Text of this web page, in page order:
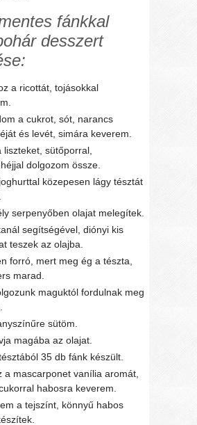
fánkkal
desszert
a ricottát, tojásokkal
a cukrot, sót, narancs
és levét, simára keverem.
liszteket, sütőporral,
dolgozom össze.
közepesen lágy tésztát
serpenyőben olajat melegítek.
segítségével, diónyi kis
teszek az olajba.
forró, mert meg ég a tészta,
marad.
maguktól fordulnak meg
sütöm.
magába az olajat.
35 db fánk készült.
a mascarponet vanília aromát,
habosra keverem.
a tejszínt, könnyű habos